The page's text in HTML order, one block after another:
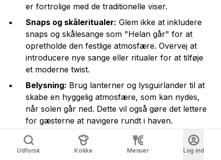
er fortrolige med de traditionelle viser.
Snaps og skåleritualer: Glem ikke at inkludere
snaps og skålesange som "Helan går" for at
opretholde den festlige atmosfære. Overvej at
introducere nye sange eller ritualer for at tilføje
et moderne twist.
Belysning: Brug lanterner og lysguirlander til at
skabe en hyggelig atmosfære, som kan nydes,
når solen går ned. Dette vil også gøre det lettere
for gæsterne at navigere rundt i haven.
Ved at inkludere disse tips og aktiviteter kan du sikre,
Udforsk Kokke Menuer Log ind